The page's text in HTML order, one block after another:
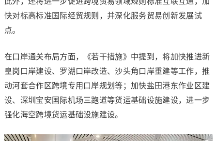
快对标高标准国际经贸规则，并深化服务贸易创新发展试
点。
在口岸通关布局方面，《若干措施》中提到，将加快推进新
皇岗口岸建设、罗湖口岸改造、沙头角口岸重建等工作，推
动河套合作区跨境专用口岸规划等；加快盐田港东作业区建
设、深圳宝安国际机场三跑道等货运基础设施建设，进一步
强化海空跨境货运基础设施建设。